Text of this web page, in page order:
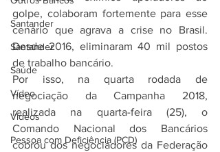
Santander
Santander
Saúde
Vídeo
Vídeos
Pessoa com Deficiência (PCD)
golpe, colaboram fortemente para esse
cenário que agrava a crise no Brasil.
Desde 2016, eliminaram 40 mil postos
de trabalho bancário.
Por isso, na quarta rodada de
negociação da Campanha 2018,
realizada na quarta-feira (25), o
Comando Nacional dos Bancários
cobrou dos negociadores da Federação